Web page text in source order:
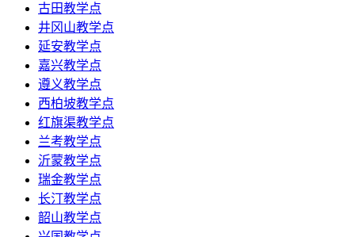
古田教学点
井冈山教学点
延安教学点
嘉兴教学点
遵义教学点
西柏坡教学点
红旗渠教学点
兰考教学点
沂蒙教学点
瑞金教学点
长汀教学点
韶山教学点